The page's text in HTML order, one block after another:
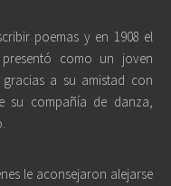
poemas y en 1908 el
como un joven
a su amistad con
su compañía de danza,
le aconsejaron alejarse